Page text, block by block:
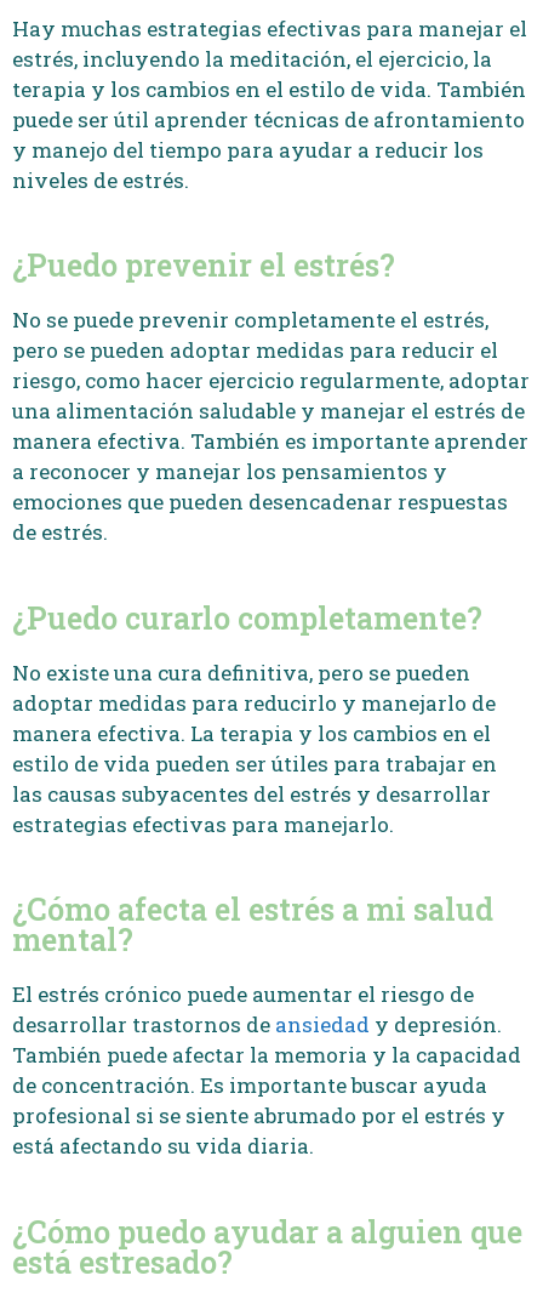
Hay muchas estrategias efectivas para manejar el
estrés, incluyendo la meditación, el ejercicio, la
terapia y los cambios en el estilo de vida. También
puede ser útil aprender técnicas de afrontamiento
y manejo del tiempo para ayudar a reducir los
niveles de estrés.
¿Puedo prevenir el estrés?
No se puede prevenir completamente el estrés,
pero se pueden adoptar medidas para reducir el
riesgo, como hacer ejercicio regularmente, adoptar
una alimentación saludable y manejar el estrés de
manera efectiva. También es importante aprender
a reconocer y manejar los pensamientos y
emociones que pueden desencadenar respuestas
de estrés.
¿Puedo curarlo completamente?
No existe una cura definitiva, pero se pueden
adoptar medidas para reducirlo y manejarlo de
manera efectiva. La terapia y los cambios en el
estilo de vida pueden ser útiles para trabajar en
las causas subyacentes del estrés y desarrollar
estrategias efectivas para manejarlo.
¿Cómo afecta el estrés a mi salud
mental?
El estrés crónico puede aumentar el riesgo de
desarrollar trastornos de ansiedad y depresión.
También puede afectar la memoria y la capacidad
de concentración. Es importante buscar ayuda
profesional si se siente abrumado por el estrés y
está afectando su vida diaria.
¿Cómo puedo ayudar a alguien que
está estresado?